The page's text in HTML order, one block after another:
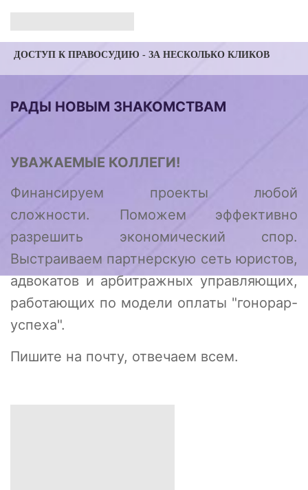
ДОСТУП К ПРАВОСУДИЮ - ЗА НЕСКОЛЬКО КЛИКОВ
РАДЫ НОВЫМ ЗНАКОМСТВАМ
УВАЖАЕМЫЕ КОЛЛЕГИ!
Финансируем проекты любой
сложности. Поможем эффективно
разрешить экономический спор.
Выстраиваем партнерскую сеть юристов,
адвокатов и арбитражных управляющих,
работающих по модели оплаты "гонорар-
успеха".
Пишите на почту, отвечаем всем.